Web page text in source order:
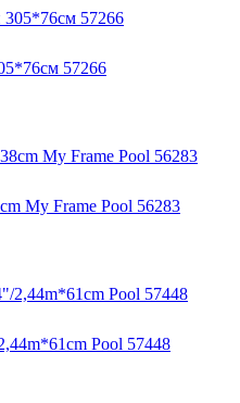
57266
My Frame Pool 56283
Pool 57448